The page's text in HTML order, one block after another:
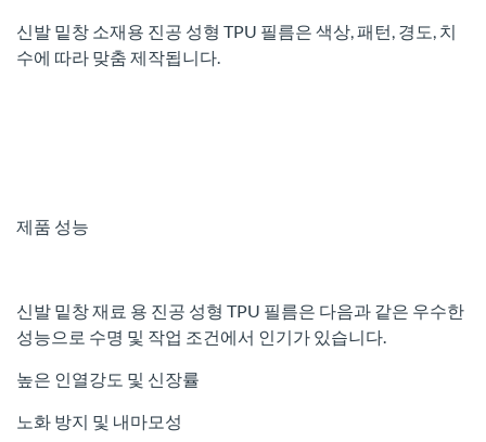
신발 밑창 소재용 진공 성형 TPU 필름은 색상, 패턴, 경도, 치
수에 따라 맞춤 제작됩니다.
제품 성능
신발 밑창 재료 용 진공 성형 TPU 필름은 다음과 같은 우수한
성능으로 수명 및 작업 조건에서 인기가 있습니다.
높은 인열강도 및 신장률
노화 방지 및 내마모성